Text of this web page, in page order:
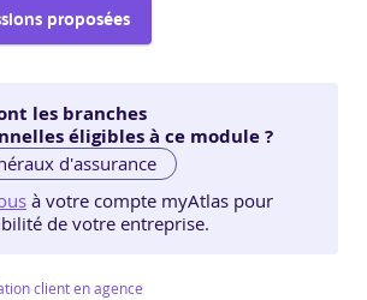
proposées
les branches
éligibles à ce module ?
d'assurance
à votre compte myAtlas pour
de votre entreprise.
client en agence